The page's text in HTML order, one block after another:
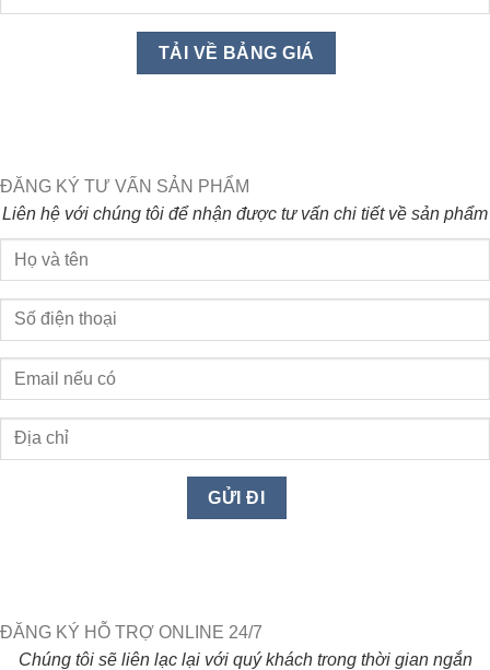
ĐĂNG KÝ TƯ VẤN SẢN PHẨM
Liên hệ với chúng tôi để nhận được tư vấn chi tiết về sản phẩm
ĐĂNG KÝ HỖ TRỢ ONLINE 24/7
Chúng tôi sẽ liên lạc lại với quý khách trong thời gian ngắn